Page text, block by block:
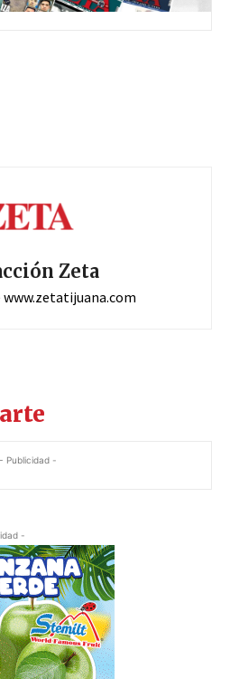
Zeta
www.zetatijuana.com
- Publicidad -
-